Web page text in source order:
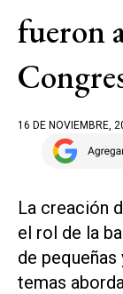
fueron
16 DE NOVIEMBRE,
La creación
el rol de la
de
temas